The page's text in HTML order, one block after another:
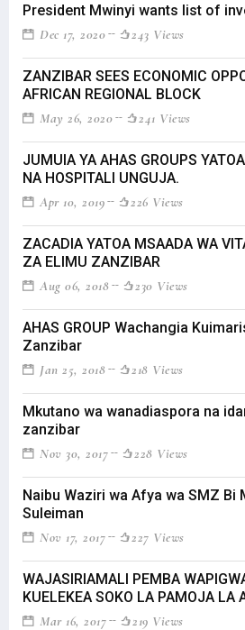
President Mwinyi wants list of
Dec 17, 2020 243 Views
ZANZIBAR SEES ECONOMIC
AFRICAN REGIONAL BLOCK
May 26, 2020 241 Views
JUMUIA YA AHAS GROUPS
NA HOSPITALI UNGUJA.
Apr 10, 2019 226 Views
ZACADIA YATOA MSAADA WA
ZA ELIMU ZANZIBAR
Aug 06, 2018 230 Views
AHAS GROUP Wachangia
Zanzibar
Jan 25, 2018 218 Views
Mkutano wa wanadiaspora na
zanzibar
Nov 30, 2017 228 Views
Naibu Waziri wa Afya wa SMZ Bi
Suleiman
Nov 17, 2017 227 Views
WAJASIRIAMALI PEMBA
KUELEKEA SOKO LA PAMOJA LA
Mar 16, 2017 219 Views